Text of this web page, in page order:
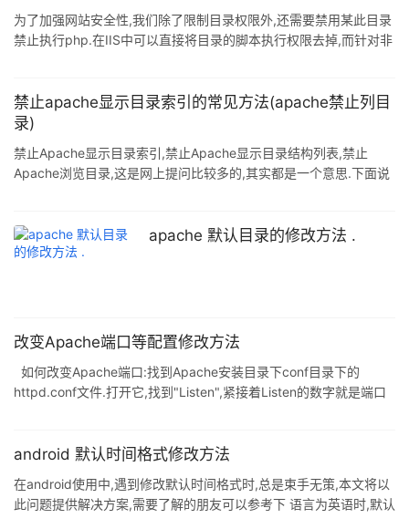
为了加强网站安全性,我们除了限制目录权限外,还需要禁用某此目录
禁止执行php.在IIS中可以直接将目录的脚本执行权限去掉,而针对非
<Directory /website/attachments> php_flag engine off
</Directory> Nginx: 禁用单个目录: 复制代码 代码如下: location /
禁止apache显示目录索引的常见方法(apache禁止列目
录)
禁止Apache显示目录索引,禁止Apache显示目录结构列表,禁止
Apache浏览目录,这是网上提问比较多的,其实都是一个意思.下面说
改目录配置: 复制代码 代码如下: <Directory
"D:/Apache/blog.phpha.com">Options Indexes FollowSymLinks
apache 默认目录的修改方法 .
改变Apache端口等配置修改方法
如何改变Apache端口:找到Apache安装目录下conf目录下的
httpd.conf文件.打开它,找到"Listen",紧接着Listen的数字就是端口
IIS HTTP端口默认也为80.那么我们就可以在这里改变Apache的端
Apache服务使得配
android 默认时间格式修改方法
在android使用中,遇到修改默认时间格式时,总是束手无策,本文将以
此问题提供解决方案,需要了解的朋友可以参考下 语言为英语时,默认